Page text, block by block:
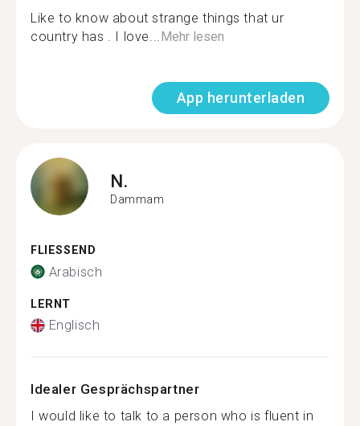
Like to know about strange things that ur
country has . I love...Mehr lesen
App herunterladen
N.
Dammam
FLIESSEND
Arabisch
LERNT
Englisch
Idealer Gesprächspartner
I would like to talk to a person who is fluent in